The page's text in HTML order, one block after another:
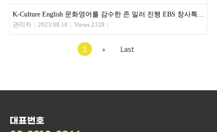
K-Culture English 문화영어를 감수한 존 밀러 진행 EBS 창사특집, 5개국 국제공동제작한 다큐멘터리 쿠킹 포 유
관리자 | 2023.08.18 | Views 2328 |
1 » Last
대표번호